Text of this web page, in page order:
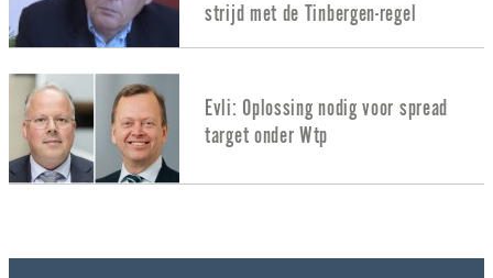
strijd met de Tinbergen-regel
Evli: Oplossing nodig voor spread
target onder Wtp